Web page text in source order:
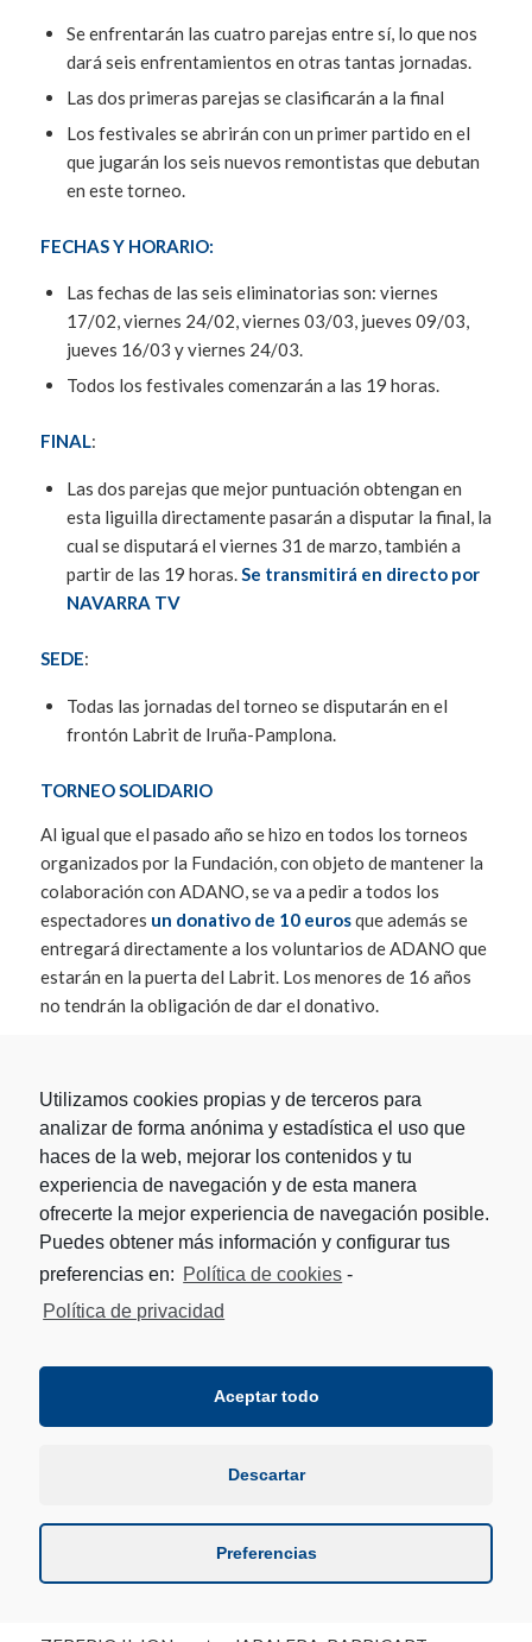
Se enfrentarán las cuatro parejas entre sí, lo que nos
dará seis enfrentamientos en otras tantas jornadas.
Las dos primeras parejas se clasificarán a la final
Los festivales se abrirán con un primer partido en el
que jugarán los seis nuevos remontistas que debutan
en este torneo.
FECHAS Y HORARIO:
Las fechas de las seis eliminatorias son: viernes
17/02, viernes 24/02, viernes 03/03, jueves 09/03,
jueves 16/03 y viernes 24/03.
Todos los festivales comenzarán a las 19 horas.
FINAL:
Las dos parejas que mejor puntuación obtengan en
esta liguilla directamente pasarán a disputar la final, la
cual se disputará el viernes 31 de marzo, también a
partir de las 19 horas.Se transmitirá en directo por
NAVARRA TV
SEDE:
Todas las jornadas del torneo se disputarán en el
frontón Labrit de Iruña-Pamplona.
TORNEO SOLIDARIO
Al igual que el pasado año se hizo en todos los torneos
organizados por la Fundación, con objeto de mantener la
colaboración con ADANO, se va a pedir a todos los
espectadores un donativo de 10 eurosque además se
entregará directamente a los voluntarios de ADANO que
estarán en la puerta del Labrit. Los menores de 16 años
no tendrán la obligación de dar el donativo.
DE PAMPLONA:
1ª jornada, viernes 17 de febrero
ZEBERIO II-ION X contra UTERGA-AGIRREZABALA
2ª jornada, viernes 24 de febrero
MATXIN III-SALDIAS contra JABALERA-BARRICART
3ª jornada, viernes 3 de marzo
4ª jornada, jueves 9 de marzo
UTERGA-AGIRREZABALA contra MATXIN III-SALDIAS
Utilizamos cookies propias y de terceros para
analizar de forma anónima y estadística el uso que
haces de la web, mejorar los contenidos y tu
experiencia de navegación y de esta manera
ofrecerte la mejor experiencia de navegación posible.
Puedes obtener más información y configurar tus
preferencias en: Política de cookies -
Política de privacidad
Aceptar todo
Descartar
Preferencias